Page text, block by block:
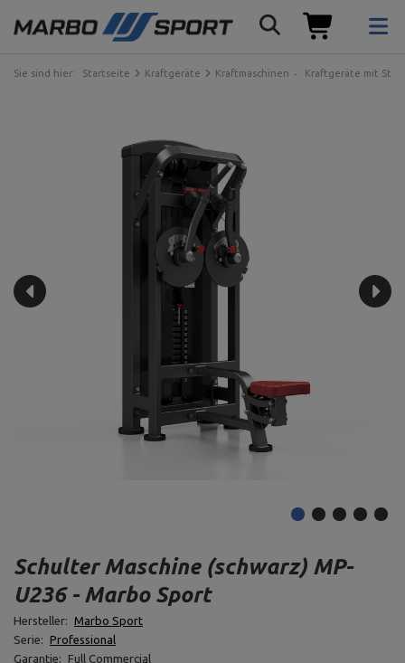
Sie sind hier: Startseite Kraftgeräte Kraftmaschinen Kraftgeräte mit
Schulter Maschine (schwarz) MP-
U236 - Marbo Sport
Hersteller: Marbo Sport
Serie: Professional
Garantie:
Full Commercial